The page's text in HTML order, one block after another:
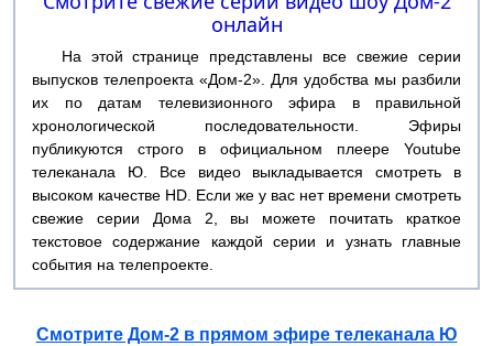
онлайн
На этой странице представлены все свежие серии
выпусков телепроекта «Дом-2». Для удобства мы разбили
их по датам телевизионного эфира в правильной
хронологической последовательности. Эфиры
публикуются строго в официальном плеере Youtube
телеканала Ю. Все видео выкладывается смотреть в
высоком качестве HD. Если же у вас нет времени смотреть
свежие серии Дома 2, вы можете почитать краткое
текстовое содержание каждой серии и узнать главные
события на телепроекте.
Смотрите Дом-2 в прямом эфире телеканала Ю